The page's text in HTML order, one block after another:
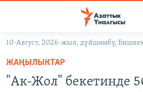
Навигацияга
өтүңүз
Издөөгө
салыңыз
КЫРГЫЗСТАН
10-Август, 2026-жыл, дүйшөмбү,
ЖАҢЫЛЫКТАР
"Ак-Жол" бекетинде